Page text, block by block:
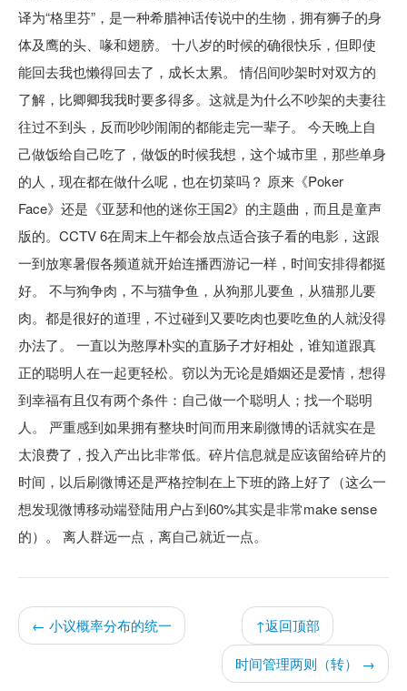
译为“格里芬”，是一种希腊神话传说中的生物，拥有狮子的身
体及鹰的头、喙和翅膀。 十八岁的时候的确很快乐，但即使
能回去我也懒得回去了，成长太累。 情侣间吵架时对双方的
了解，比卿卿我我时要多得多。这就是为什么不吵架的夫妻往
往过不到头，反而吵吵闹闹的都能走完一辈子。 今天晚上自
己做饭给自己吃了，做饭的时候我想，这个城市里，那些单身
的人，现在都在做什么呢，也在切菜吗？ 原来《Poker
Face》还是《亚瑟和他的迷你王国2》的主题曲，而且是童声
版的。CCTV 6在周末上午都会放点适合孩子看的电影，这跟
一到放寒暑假各频道就开始连播西游记一样，时间安排得都挺
好。 不与狗争肉，不与猫争鱼，从狗那儿要鱼，从猫那儿要
肉。都是很好的道理，不过碰到又要吃肉也要吃鱼的人就没得
办法了。 一直以为憨厚朴实的直肠子才好相处，谁知道跟真
正的聪明人在一起更轻松。窃以为无论是婚姻还是爱情，想得
到幸福有且仅有两个条件：自己做一个聪明人；找一个聪明
人。 严重感到如果拥有整块时间而用来刷微博的话就实在是
太浪费了，投入产出比非常低。碎片信息就是应该留给碎片的
时间，以后刷微博还是严格控制在上下班的路上好了（这么一
想发现微博移动端登陆用户占到60%其实是非常make sense
的）。 离人群远一点，离自己就近一点。
← 小议概率分布的统一
↑返回顶部
时间管理两则（转） →